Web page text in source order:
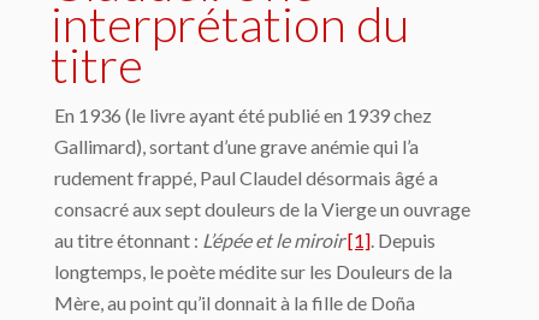
interprétation du
titre
En 1936 (le livre ayant été publié en 1939 chez
Gallimard), sortant d’une grave anémie qui l’a
rudement frappé, Paul Claudel désormais âgé a
consacré aux sept douleurs de la Vierge un ouvrage
au titre étonnant : L’épée et le miroir[1] . Depuis
longtemps, le poète médite sur les Douleurs de la
Mère, au point qu’il donnait à la fille de Doña